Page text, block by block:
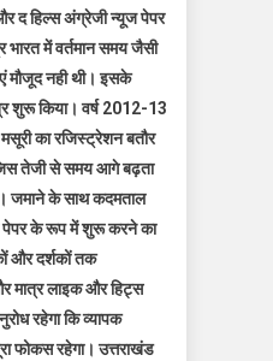
द हिल्स अंग्रेजी न्यूज पेपर
भारत में वर्तमान समय जैसी
मौजूद नही थी। इसके
शुरू किया। वर्ष 2012-13
का रजिस्ट्रेशन बतौर
तेजी से समय आगे बढ़ता
जमाने के साथ कदमताल
के रूप में शुरू करने का
और दर्शकों तक
मात्र लाइक और हिट्स
रहेगा कि व्यापक
फोकस रहेगा। उत्तराखंड